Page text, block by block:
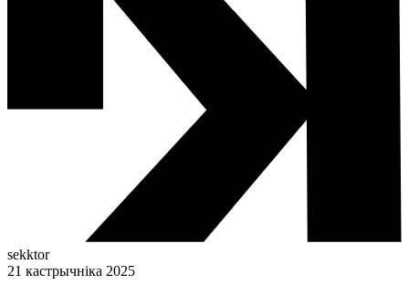
sekktor
21 кастрычніка 2025